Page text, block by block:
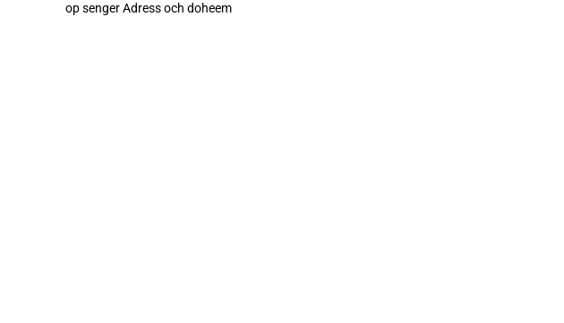
op senger Adress och doheem